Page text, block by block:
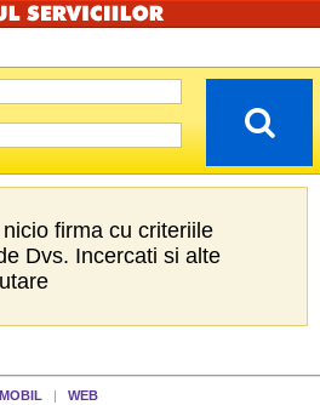
firma cu criteriile
Dvs. Incercati si alte
MOBIL
WEB